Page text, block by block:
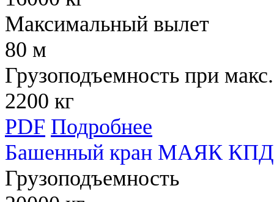
Максимальный вылет
80 м
Грузоподъемность при
2200 кг
PDF Подробнее
Башенный кран МАЯК КПД
Грузоподъемность